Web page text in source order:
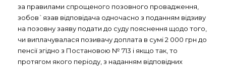
за правилами спрощеного позовного провадження,
зобов`язав відповідача одночасно з поданням відзиву
на позовну заяву подати до суду пояснення щодо того,
чи виплачувалася позивачу доплата в сумі 2 000 грн до
пенсії згідно з Постановою № 713 і якщо так, то
протягом якого періоду, з наданням відповідних